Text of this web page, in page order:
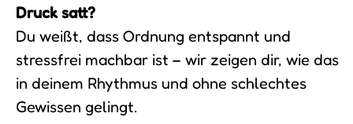
Druck satt?
Du weißt, dass Ordnung entspannt und
stressfrei machbar ist – wir zeigen dir, wie das
in deinem Rhythmus und ohne schlechtes
Gewissen gelingt.